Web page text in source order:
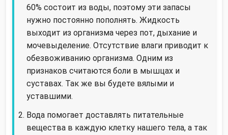
60% состоит из воды, поэтому эти запасы
нужно постоянно пополнять. Жидкость
выходит из организма через пот, дыхание и
мочевыделение. Отсутствие влаги приводит к
обезвоживанию организма. Одним из
признаков считаются боли в мышцах и
суставах. Так же вы будете вялыми и
уставшими.
Вода помогает доставлять питательные
вещества в каждую клетку нашего тела, а так